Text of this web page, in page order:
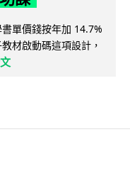
單價錢按年加 14.7%
材啟動碼這項設計，